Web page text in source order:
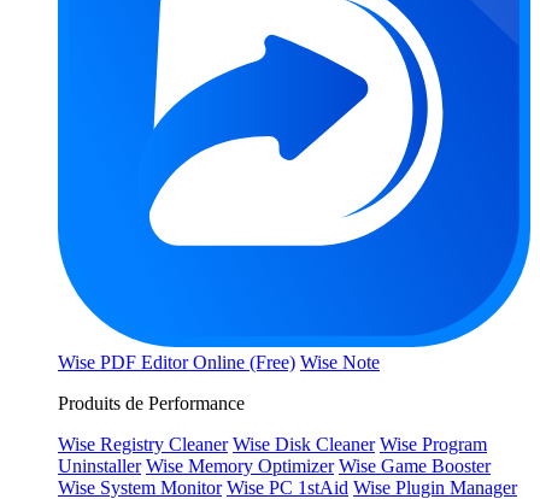
Wise PDF Editor Online (Free) Wise Note
Produits de Performance
Wise Registry Cleaner Wise Disk Cleaner Wise Program
Uninstaller Wise Memory Optimizer Wise Game Booster
Wise System Monitor Wise PC 1stAid Wise Plugin Manager